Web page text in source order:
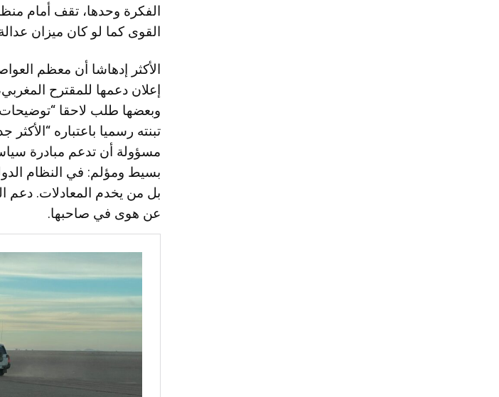
الفكرة وحدها، تقف أمام
القوى كما لو كان ميزان
الأكثر إدهاشا أن معظم
إعلان دعمها للمقترح
وبعضها طلب لاحقا
تبنته رسميا باعتباره
مسؤولة أن تدعم مبادرة
بسيط ومؤلم: في النظام
بل من يخدم المعادلات. دعم
عن هوى في صاحبها.